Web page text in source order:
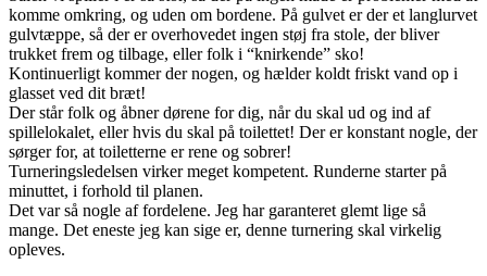
komme omkring, og uden om bordene. På gulvet er der et langlurvet
gulvtæppe, så der er overhovedet ingen støj fra stole, der bliver
trukket frem og tilbage, eller folk i “knirkende” sko!
Kontinuerligt kommer der nogen, og hælder koldt friskt vand op i
glasset ved dit bræt!
Der står folk og åbner dørene for dig, når du skal ud og ind af
spillelokalet, eller hvis du skal på toilettet! Der er konstant nogle, der
sørger for, at toiletterne er rene og sobrer!
Turneringsledelsen virker meget kompetent. Runderne starter på
minuttet, i forhold til planen.
Det var så nogle af fordelene. Jeg har garanteret glemt lige så
mange. Det eneste jeg kan sige er, denne turnering skal virkelig
opleves.